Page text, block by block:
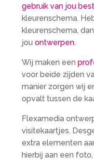
gebruik van jou
kleurenschema.
kleurenschema,
jou ontwerpen.
Wij maken een
voor beide zijden
manier zorgen wij
opvalt tussen de
Flexamedia
visitekaartjes.
extra elementen
hierbij aan een